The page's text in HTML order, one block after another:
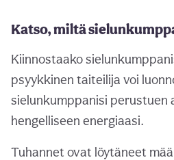
Katso, miltä
Kiinnostaako
psyykkinen taiteilija voi
sielunkumppanisi perustuen
hengelliseen energiaasi.
Tuhannet ovat löytäneet